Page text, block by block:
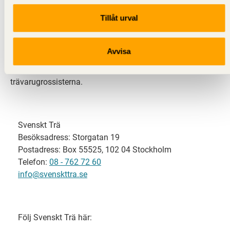
Tillåt urval
Avvisa
Svenskt Trä representerar svensk sågverksindustri
och är en del av branschorganisationen
svensk limträ-, KL-trä- och förpackningsindustri samt
trävarugrossisterna.
Svenskt Trä
Besöksadress: Storgatan 19
Postadress: Box 55525, 102 04 Stockholm
Telefon: 08 - 762 72 60
info@svenskttra.se
Följ Svenskt Trä här: